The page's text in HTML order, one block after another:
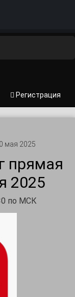
Регистрация
мая 2025
прямая
2025
по МСК